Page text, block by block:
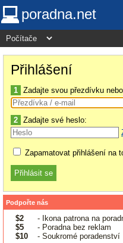
poradna.net
Přihlášení
1 Zadajte svou přezdívku
2 Zadajte své heslo:
Zapamatovat přihlášení na
Podpořte nás
$2
- Ikona patrona na
$5
- Poradna bez reklam
$10
- Soukromé poradenství